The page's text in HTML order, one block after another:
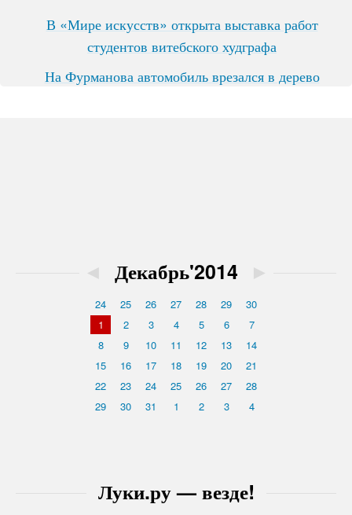
В «Мире искусств» открыта выставка работ
студентов витебского худграфа
На Фурманова автомобиль врезался в дерево
Луки.ру — везде!
◄ Декабрь'2014 ►
24 25 26 27 28 29
30
1
2 3 4 5 6
7
8
9 10 11 12 13
14
15
16 17 18 19 20
21
22
23 24 25 26 27
28
29
30 31 1 2 3 4